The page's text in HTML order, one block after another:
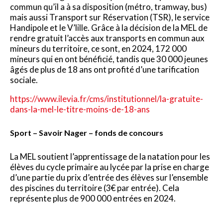
commun qu’il a à sa disposition (métro, tramway, bus)
mais aussi Transport sur Réservation (TSR), le service
Handipole et le V’lille. Grâce à la décision de la MEL de
rendre gratuit l’accès aux transports en commun aux
mineurs du territoire, ce sont, en 2024, 172 000
mineurs qui en ont bénéficié, tandis que 30 000 jeunes
âgés de plus de 18 ans ont profité d’une tarification
sociale.
https://www.ilevia.fr/cms/institutionnel/la-gratuite-
dans-la-mel-le-titre-moins-de-18-ans
Sport – Savoir Nager – fonds de concours
La MEL soutient l’apprentissage de la natation pour les
élèves du cycle primaire au lycée par la prise en charge
d’une partie du prix d’entrée des élèves sur l’ensemble
des piscines du territoire (3€ par entrée). Cela
représente plus de 900 000 entrées en 2024.